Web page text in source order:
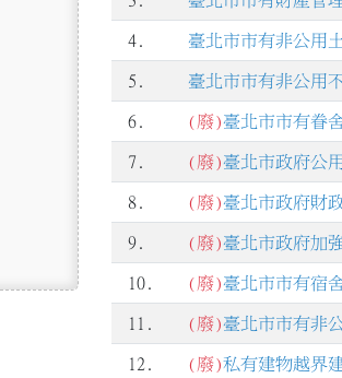
4. 臺北市市有非公用
5. 臺北市市有非公用
6. (廢)臺北市市有眷
7. (廢)臺北市政府公
8. (廢)臺北市政府財
9. (廢)臺北市政府加
10. (廢)臺北市市有宿
11. (廢)臺北市市有非
12. (廢)私有建物越界